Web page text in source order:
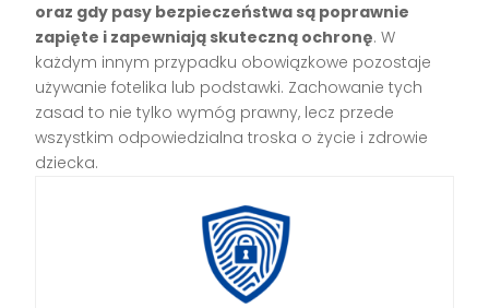
oraz gdy pasy bezpieczeństwa są poprawnie
zapięte i zapewniają skuteczną ochronę. W
każdym innym przypadku obowiązkowe pozostaje
używanie fotelika lub podstawki. Zachowanie tych
zasad to nie tylko wymóg prawny, lecz przede
wszystkim odpowiedzialna troska o życie i zdrowie
dziecka.